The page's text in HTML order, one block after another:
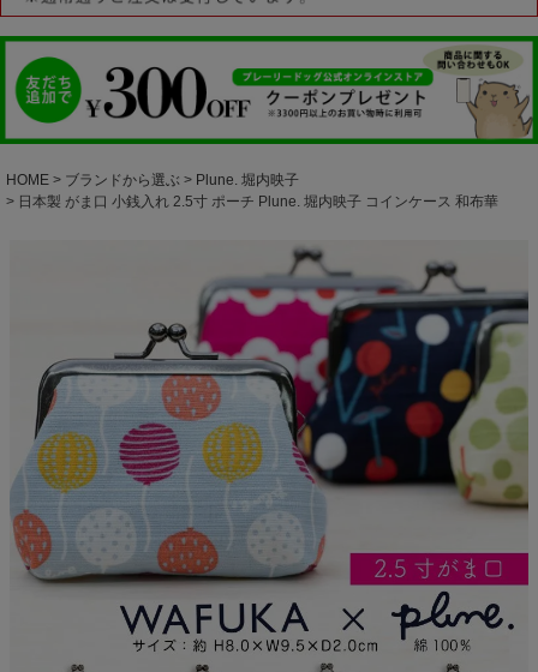
HOME ブランドから選ぶ
Plune. 堀内映子
日本製 がま口 小銭入れ 2.5寸 ポーチ Plune. 堀内映子 コインケース 和布華
検索